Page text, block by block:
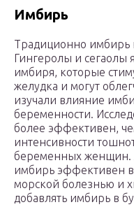
Имбирь
Традиционно имбирь
Гингеролы и сегаолы
имбиря, которые
желудка и могут
изучали влияние
беременности.
более эффективен,
интенсивности
беременных женщин.
имбирь эффективен
морской болезнью и
добавлять имбирь в